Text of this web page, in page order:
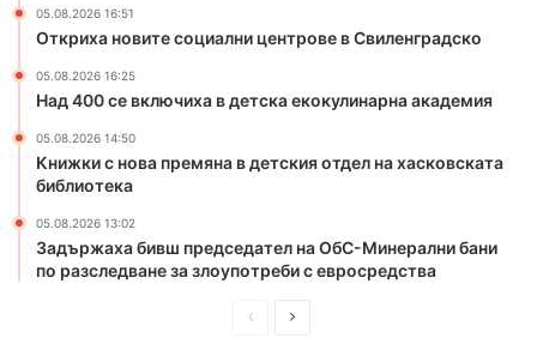
а
д
с
к
а
с
т
о
л
05.08.2026 16:51
Откриха новите социални центрове в Свиленградско
05.08.2026 16:25
Над 400 се включиха в детска екокулинарна академия
05.08.2026 14:50
Книжки с нова премяна в детския отдел на хасковската
библиотека
05.08.2026 13:02
Задържаха бивш председател на ОбС-Минерални бани
по разследване за злоупотреби с евросредства